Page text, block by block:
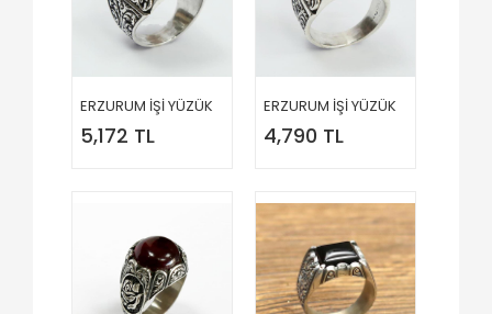
ERZURUM İŞİ YÜZÜK
5,172 TL
ERZURUM İŞİ YÜZÜK
4,790 TL